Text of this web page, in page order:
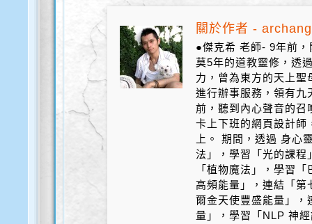
關於作者 -
●傑克希 老師- 9年前
莫5年的道教靈修，透
力，曾為東方的天上
進行辦事服務，領有
前，聽到內心聲音的召
卡上下班的網頁設計師
上。 期間，透過 身心
法」，學習「光的課程
「植物魔法」，學習
高頻能量」，連結「第
爾金天使豐盛能量」，
量」，學習「NLP 神